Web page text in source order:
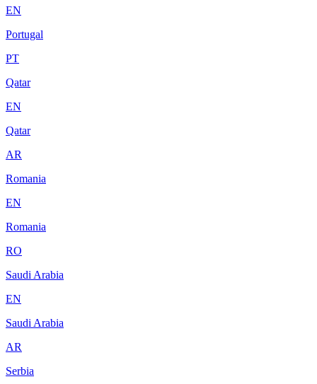
EN
Portugal
PT
Qatar
EN
Qatar
AR
Romania
EN
Romania
RO
Saudi Arabia
EN
Saudi Arabia
AR
Serbia